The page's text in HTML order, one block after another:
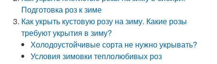
Подготовка роз к зиме
Как укрыть кустовую розу на зиму. Какие розы
требуют укрытия в зиму?
Холодоустойчивые сорта не нужно укрывать?
Условия зимовки теплолюбивых роз